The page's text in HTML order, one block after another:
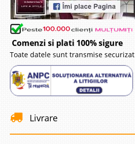
Comenzi si plati 100% sigure
Toate datele sunt transmise securizat
Livrare